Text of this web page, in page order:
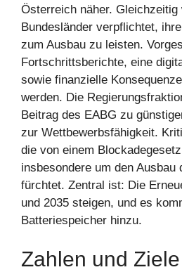
Österreich näher. Gleichzeitig
Bundesländer verpflichtet,
zum Ausbau zu leisten.
Fortschrittsberichte, eine
sowie finanzielle
werden. Die
Beitrag des EABG zu
zur Wettbewerbsfähigkeit.
die von einem
insbesondere um den Ausbau
fürchtet. Zentral ist: Die
und 2035 steigen, und es
Batteriespeicher hinzu.
Zahlen und